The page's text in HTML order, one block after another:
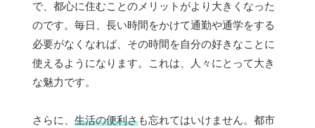
で、都心に住むことのメリットがより大きくなった
のです。毎日、長い時間をかけて通勤や通学をする
必要がなくなれば、その時間を自分の好きなことに
使えるようになります。これは、人々にとって大き
な魅力です。
さらに、 生活の便利さも忘れてはいけません。都市